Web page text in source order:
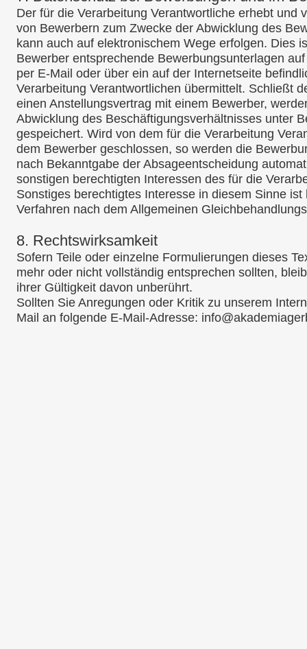
Der für die Verarbeitung Verantwortliche erhebt und
von Bewerbern zum Zwecke der Abwicklung des
kann auch auf elektronischem Wege erfolgen. Dies
Bewerber entsprechende Bewerbungsunterlagen
per E-Mail oder über ein auf der Internetseite
Verarbeitung Verantwortlichen übermittelt. Schließt
einen Anstellungsvertrag mit einem Bewerber,
Abwicklung des Beschäftigungsverhältnisses unter
gespeichert. Wird von dem für die Verarbeitung
dem Bewerber geschlossen, so werden die
nach Bekanntgabe der Absageentscheidung
sonstigen berechtigten Interessen des für die
Sonstiges berechtigtes Interesse in diesem Sinne
Verfahren nach dem Allgemeinen
8. Rechtswirksamkeit
Sofern Teile oder einzelne Formulierungen dieses
mehr oder nicht vollständig entsprechen sollten,
ihrer Gültigkeit davon unberührt.
Sollten Sie Anregungen oder Kritik zu unserem
Mail an folgende E-Mail-Adresse: